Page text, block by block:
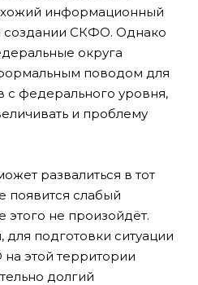
информационный
создании СКФО. Однако
округа
поводом для
с федерального уровня,
и проблему
развалиться в тот
появится слабый
этого не произойдёт.
для подготовки ситуации
этой территории
долгий